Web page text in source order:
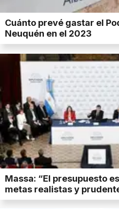
Cuánto prevé gastar el
Neuquén en el 2023
Massa: “El presupuesto
metas realistas y